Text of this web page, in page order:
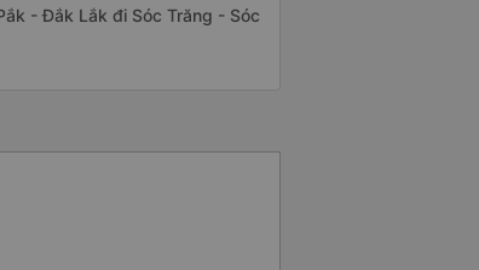
- Đắk Lắk đi Sóc Trăng - Sóc